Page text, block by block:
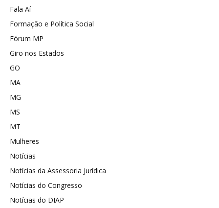
Fala Aí
Formação e Política Social
Fórum MP
Giro nos Estados
GO
MA
MG
MS
MT
Mulheres
Notícias
Notícias da Assessoria Jurídica
Notícias do Congresso
Notícias do DIAP